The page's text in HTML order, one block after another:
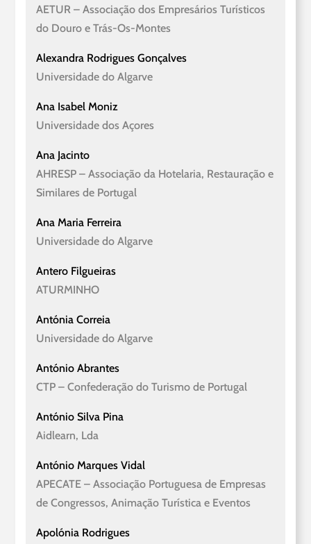
AETUR – Associação dos Empresários Turísticos
do Douro e Trás-Os-Montes
Alexandra Rodrigues Gonçalves
Universidade do Algarve
Ana Isabel Moniz
Universidade dos Açores
Ana Jacinto
AHRESP – Associação da Hotelaria, Restauração e
Similares de Portugal
Ana Maria Ferreira
Universidade do Algarve
Antero Filgueiras
ATURMINHO
Antónia Correia
Universidade do Algarve
António Abrantes
CTP – Confederação do Turismo de Portugal
António Silva Pina
Aidlearn, Lda
António Marques Vidal
APECATE – Associação Portuguesa de Empresas
de Congressos, Animação Turística e Eventos
Apolónia Rodrigues